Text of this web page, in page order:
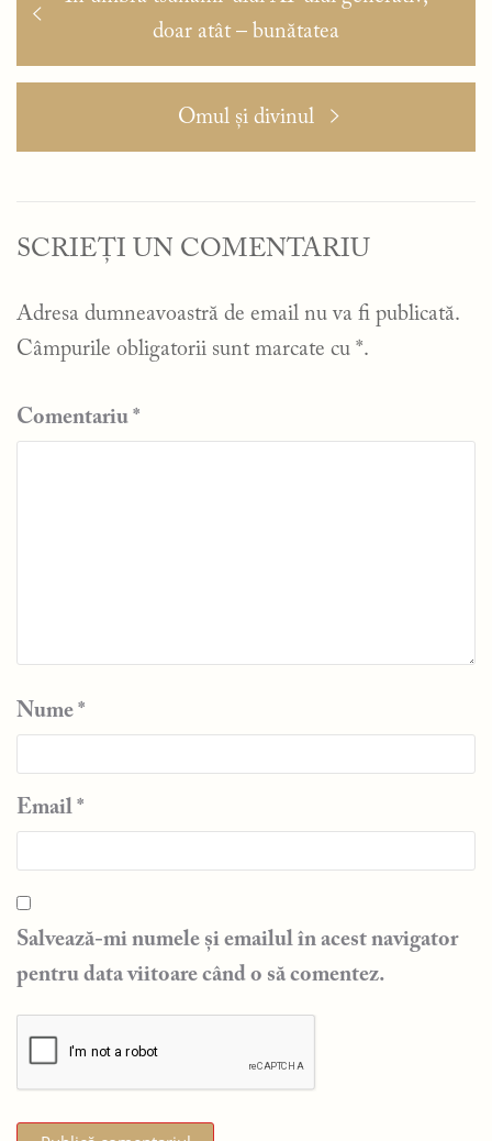
în
doar atât – bunătatea
Articolul
următor:
Omul și divinul
SCRIEȚI UN COMENTARIU
Adresa dumneavoastră de email nu va fi publicată.
Câmpurile obligatorii sunt marcate cu *.
Comentariu *
Nume *
Email *
Salvează-mi numele și emailul în acest navigator
pentru data viitoare când o să comentez.